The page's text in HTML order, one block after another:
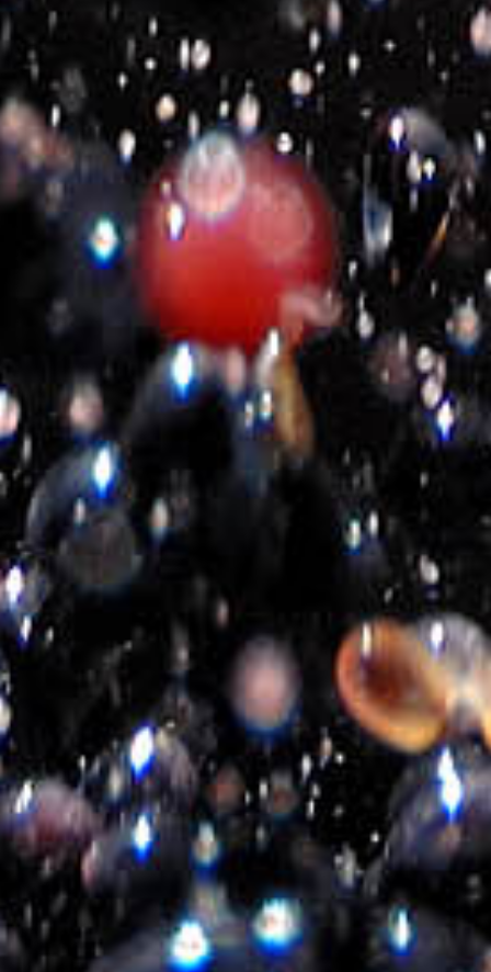
2020-2026- Michalakis Estate
All Rights Reserved
Πολιτική E-shop
Όροι Χρήσης
Πολιτική Cookies
Πολιτική Επιστροφών
Τρόποι-Κόστος αποστολής
Εταιρεία
Σχετικά με εμάς
Πολιτική Απορρήτου
Επικοινωνία
Ακολουθήστε μας